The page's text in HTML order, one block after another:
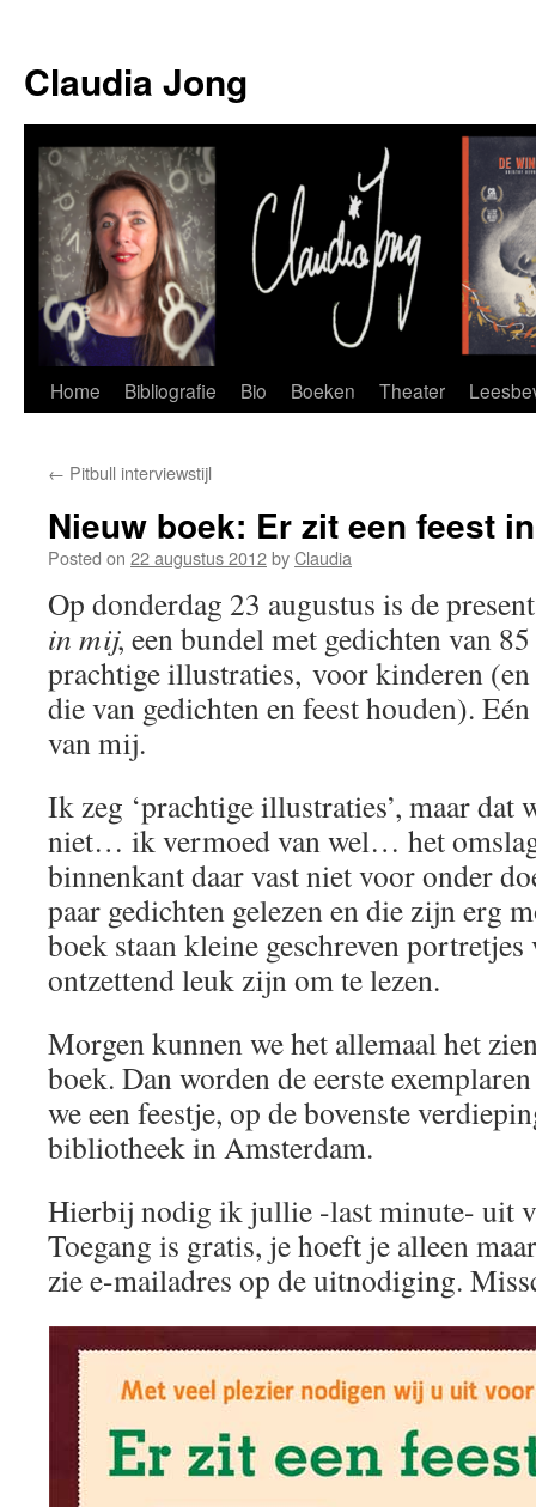
content
Claudia Jong
Home Bibliografie Bio Boeken Theater
← Pitbull interviewstijl
Nieuw boek: Er zit een feest
Posted on 22 augustus 2012byClaudia
Op donderdag 23 augustus is de
in mij, een bundel met gedichten van
prachtige illustraties, voor kinderen
die van gedichten en feest houden).
van mij.
Ik zeg ‘prachtige illustraties’, maar dat
niet… ik vermoed van wel… het
binnenkant daar vast niet voor onder
paar gedichten gelezen en die zijn erg
boek staan kleine geschreven
ontzettend leuk zijn om te lezen.
Morgen kunnen we het allemaal het
boek. Dan worden de eerste
we een feestje, op de bovenste
bibliotheek in Amsterdam.
Hierbij nodig ik jullie -last minute- uit
Toegang is gratis, je hoeft je alleen
zie e-mailadres op de uitnodiging.